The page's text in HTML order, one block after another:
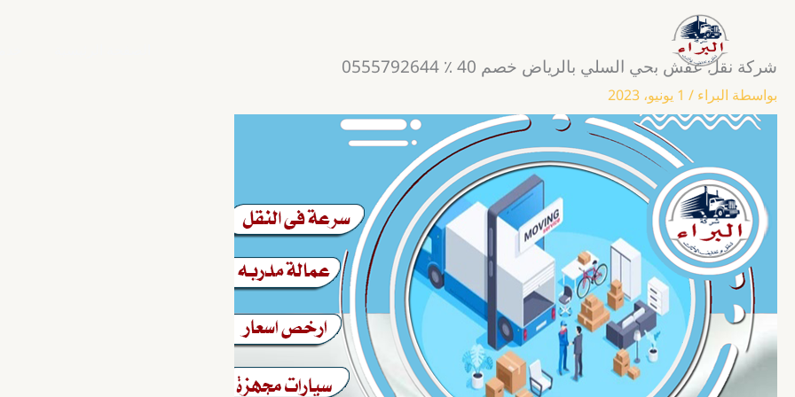
المحتوى
شركة نقل وتغليف العفش
شركة نقل عفش بحي السلي بالرياض خصم 40 ٪ 0555792644
بواسطة البراء / 1 يونيو، 2023